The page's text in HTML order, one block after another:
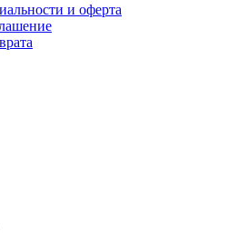
и оферта